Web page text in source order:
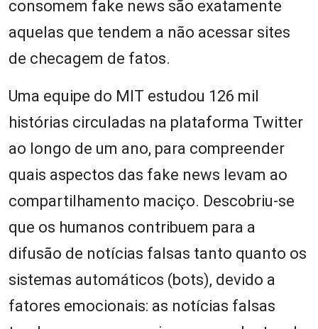
consomem fake news são exatamente
aquelas que tendem a não acessar sites
de checagem de fatos.
Uma equipe do MIT estudou 126 mil
histórias circuladas na plataforma Twitter
ao longo de um ano, para compreender
quais aspectos das fake news levam ao
compartilhamento maciço. Descobriu-se
que os humanos contribuem para a
difusão de notícias falsas tanto quanto os
sistemas automáticos (bots), devido a
fatores emocionais: as notícias falsas